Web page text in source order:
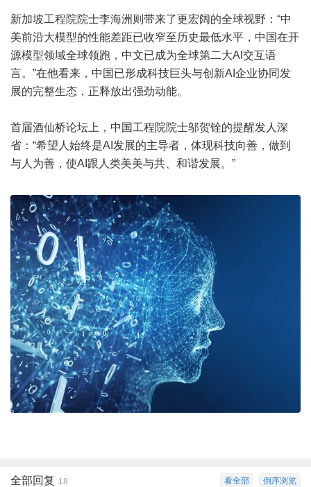
新加坡工程院院士李海洲则带来了更宏阔的全球视野：“中
美前沿大模型的性能差距已收窄至历史最低水平，中国在开
源模型领域全球领跑，中文已成为全球第二大AI交互语
言。”在他看来，中国已形成科技巨头与创新AI企业协同发
展的完整生态，正释放出强劲动能。
首届酒仙桥论坛上，中国工程院院士邬贺铨的提醒发人深
省：“希望人始终是AI发展的主导者，体现科技向善，做到
与人为善，使AI跟人类美美与共、和谐发展。”
倒序浏览
看全部
全部回复 18